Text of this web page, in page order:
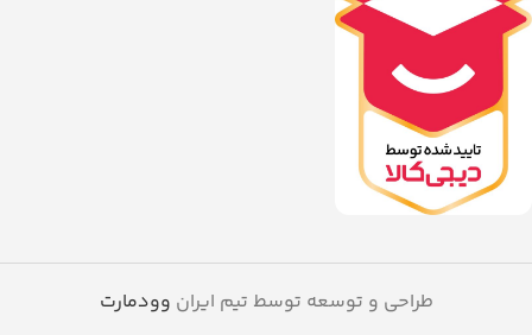
طراحی و توسعه توسط تیم ایران وودمارت